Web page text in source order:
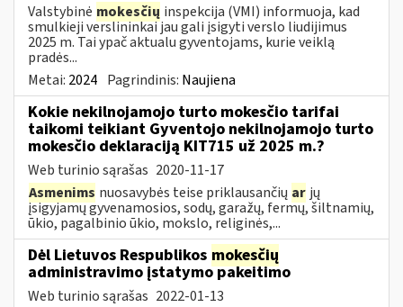
Valstybinė mokesčių inspekcija (VMI) informuoja, kad
smulkieji verslininkai jau gali įsigyti verslo liudijimus
2025 m. Tai ypač aktualu gyventojams, kurie veiklą
pradės...
Metai: 2024 Pagrindinis: Naujiena
Kokie nekilnojamojo turto mokesčio tarifai
taikomi teikiant Gyventojo nekilnojamojo turto
mokesčio deklaraciją KIT715 už 2025 m.?
Web turinio sąrašas 2020-11-17
Asmenims nuosavybės teise priklausančių ar jų
įsigyjamų gyvenamosios, sodų, garažų, fermų, šiltnamių,
ūkio, pagalbinio ūkio, mokslo, religinės,...
Dėl Lietuvos Respublikos mokesčių
administravimo įstatymo pakeitimo
Web turinio sąrašas 2022-01-13